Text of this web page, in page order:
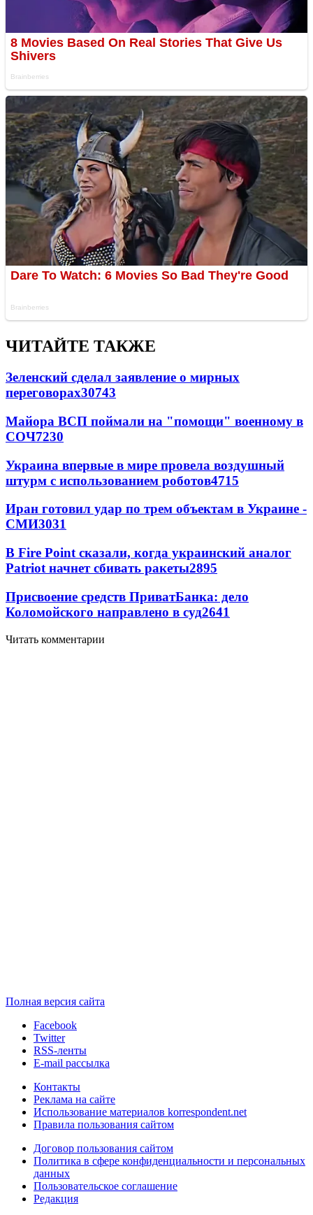
ЧИТАЙТЕ ТАКЖЕ
Зеленский сделал заявление о мирных
переговорах30743
Майора ВСП поймали на "помощи" военному в
СОЧ7230
Украина впервые в мире провела воздушный
штурм с использованием роботов4715
Иран готовил удар по трем объектам в Украине -
СМИ3031
В Fire Point сказали, когда украинский аналог
Patriot начнет сбивать ракеты2895
Присвоение средств ПриватБанка: дело
Коломойского направлено в суд2641
Читать комментарии
Полная версия сайта
Facebook
Twitter
RSS-ленты
E-mail рассылка
Контакты
Реклама на сайте
Использование материалов korrespondent.net
Правила пользования сайтом
Договор пользования сайтом
Политика в сфере конфиденциальности и персональных
данных
Пользовательское соглашение
Редакция